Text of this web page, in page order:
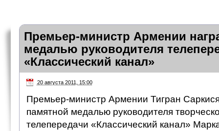
Премьер-министр Армении
медалью руководителя
«Классический канал»
20 августа 2011, 15:00
Премьер-министр Армении Тигран
памятной медалью руководителя
телепередачи «Классический канал»